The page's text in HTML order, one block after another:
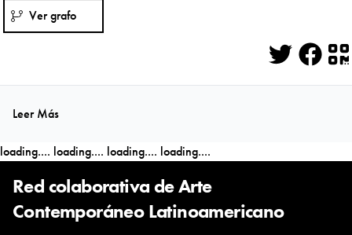
Ver grafo
Twitter
Leer Más
loading.... loading.... loading.... loading....
Red colaborativa de Arte
Contemporáneo Latinoamericano